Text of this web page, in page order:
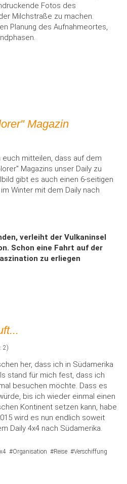
Fotos des
Milchstraße zu machen.
Planung des Aufnahmeortes,
Magazin
mitteilen, dass auf dem
Magazins unser Daily zu
gibt es auch einen 6-seitigen
Winter mit dem Daily nach
verleiht der Vulkaninsel
Schon eine Fahrt auf der
zu erliegen
2)
her, dass ich in Südamerika
stand für mich fest, dass ich
besuchen möchte. Dass es
bis ich wieder einmal einen
Kontinent setzen kann, habe
wird es nun endlich soweit
Daily 4x4 nach Südamerika.
Organisation Reise Verschiffung